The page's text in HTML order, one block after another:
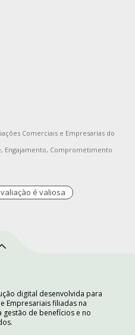
Comerciais e Empresarias do
Engajamento, Comprometimento
é valiosa
digital desenvolvida para
Empresariais filiadas na
gestão de benefícios e no